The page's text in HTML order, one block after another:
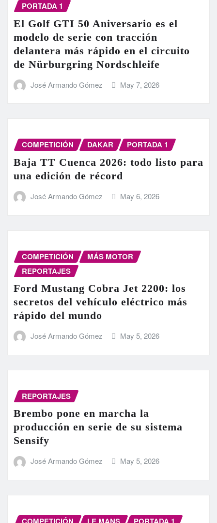
PORTADA 1
El Golf GTI 50 Aniversario es el
modelo de serie con tracción
delantera más rápido en el circuito
de Nürburgring Nordschleife
José Armando Gómez May 7, 2026
COMPETICIÓN DAKAR PORTADA 1
Baja TT Cuenca 2026: todo listo para
una edición de récord
José Armando Gómez May 6, 2026
COMPETICIÓN
MÁS MOTOR
REPORTAJES
Ford Mustang Cobra Jet 2200: los
secretos del vehículo eléctrico más
rápido del mundo
José Armando Gómez May 5, 2026
REPORTAJES
Brembo pone en marcha la
producción en serie de su sistema
Sensify
José Armando Gómez May 5, 2026